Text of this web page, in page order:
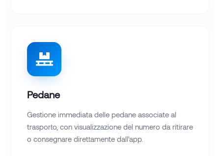
Pedane
Gestione immediata delle pedane associate al
trasporto, con visualizzazione del numero da ritirare
o consegnare direttamente dall'app.